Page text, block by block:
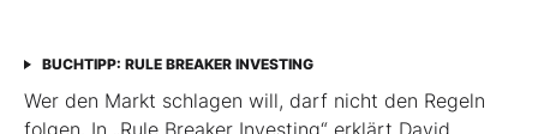
BUCHTIPP: RULE BREAKER INVESTING
Wer den Markt schlagen will, darf nicht den Regeln